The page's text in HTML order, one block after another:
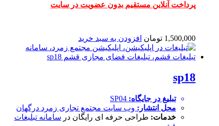
پرداخت آنلاین مستقیم بدون عضویت در سایت
1,500,000 تومان افزودن به سبد خرید
sp18
تبلیغ در جایگاه:
محل انتشار: وب سایت مجتمع تجاری زمرد درگهان
خدمات: طراحی حرفه ای رایگان در سامانه تبلیغات